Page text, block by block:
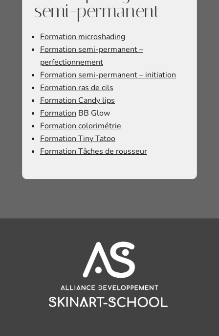
semi-permanent
Formation microshading
Formation semi-permanent –
perfectionnement
Formation semi-permanent – initiation
Formation ras de cils
​​Formation Candy lips
Formation BB Glow
​Formation colorimétrie
Formation Tiny Tatoo
Formation Tâches de rousseur